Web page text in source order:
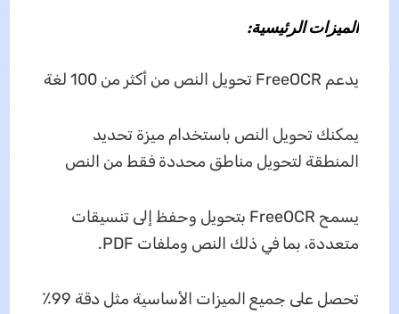
الميزات الرئيسية:
يدعم FreeOCR تحويل النص من أكثر من 100 لغة
يمكنك تحويل النص باستخدام ميزة تحديد
المنطقة لتحويل مناطق محددة فقط من النص
يسمح FreeOCR بتحويل وحفظ إلى تنسيقات
متعددة، بما في ذلك النص وملفات PDF.
تحصل على جميع الميزات الأساسية مثل دقة 99٪